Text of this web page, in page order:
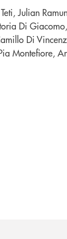
Julian
Di
Di
Montefiore,